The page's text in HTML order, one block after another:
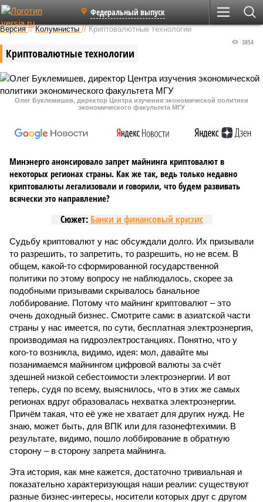
Федеральный выпуск
Версия //Колумнисты //Криптовалютные технологии
Криптовалютные технологии
3854
Олег Буклемишев, директор Центра изучения экономической политики
экономического факультета МГУ
Минэнерго анонсировало запрет майнинга криптовалют в
некоторых регионах страны. Как же так, ведь только недавно
криптовалюты легализовали и говорили, что будем развивать
всячески это направление?
Сюжет: Банки и финансовый кризис
Судьбу криптовалют у нас обсуждали долго. Их призывали
то разрешить, то запретить, то разрешить, но не всем. В
общем, какой-то сформированной государственной
политики по этому вопросу не наблюдалось, скорее за
подобными призывами скрывалось банальное
лоббирование. Потому что майнинг криптовалют – это
очень доходный бизнес. Смотрите сами: в азиатской части
страны у нас имеется, по сути, бесплатная электроэнергия,
производимая на гидроэлектростанциях. Понятно, что у
кого-то возникла, видимо, идея: мол, давайте мы
позанимаемся майнингом цифровой валюты за счёт
здешней низкой себестоимости электроэнергии. И вот
теперь, судя по всему, выяснилось, что в этих же самых
регионах вдруг образовалась нехватка электроэнергии.
Причём такая, что её уже не хватает для других нужд. Не
знаю, может быть, для ВПК или для газонефтехимии. В
результате, видимо, пошло лоббирование в обратную
сторону – в сторону запрета майнинга.
Эта история, как мне кажется, достаточно тривиальная и
показательно характеризующая наши реалии: существуют
разные бизнес-интересы, носители которых друг с другом